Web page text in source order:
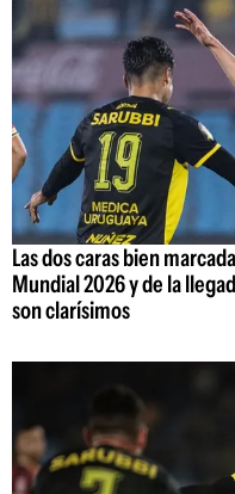
Las dos caras bien
Mundial 2026 y de la
son clarísimos